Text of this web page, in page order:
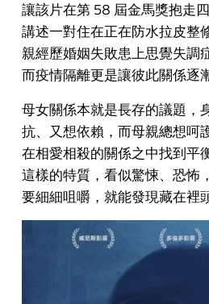
讓該片在第 58 屆金馬獎抱走
講述一對住在正在防水拉皮整
親經歷婚姻失敗患上思覺失調
而疫情隔離更是讓彼此關係逐
母女關係本就是長存的議題，
抗、又想依賴，而母親總想呵
在相愛相殺的關係之中找到平
這樣的特質，看似驚悚、恐怖
要細細咀嚼，就能發現藏在裡